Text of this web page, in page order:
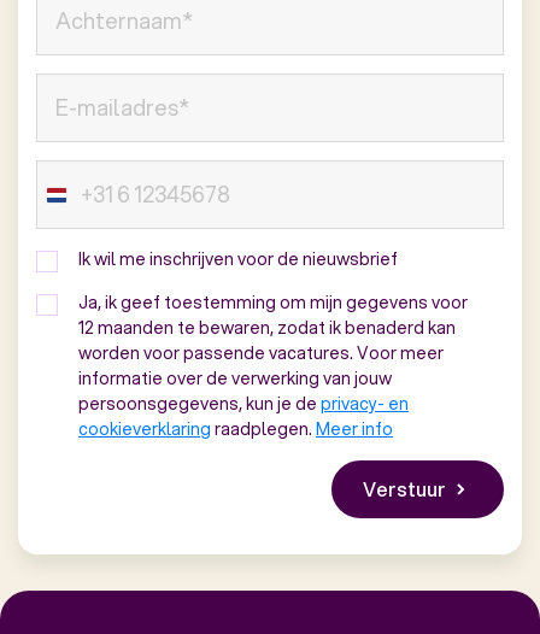
Ik wil me inschrijven voor de nieuwsbrief
Ja, ik geef toestemming om mijn gegevens voor
12 maanden te bewaren, zodat ik benaderd kan
worden voor passende vacatures. Voor meer
informatie over de verwerking van jouw
persoonsgegevens, kun je de privacy- en
cookieverklaring raadplegen. Meer info